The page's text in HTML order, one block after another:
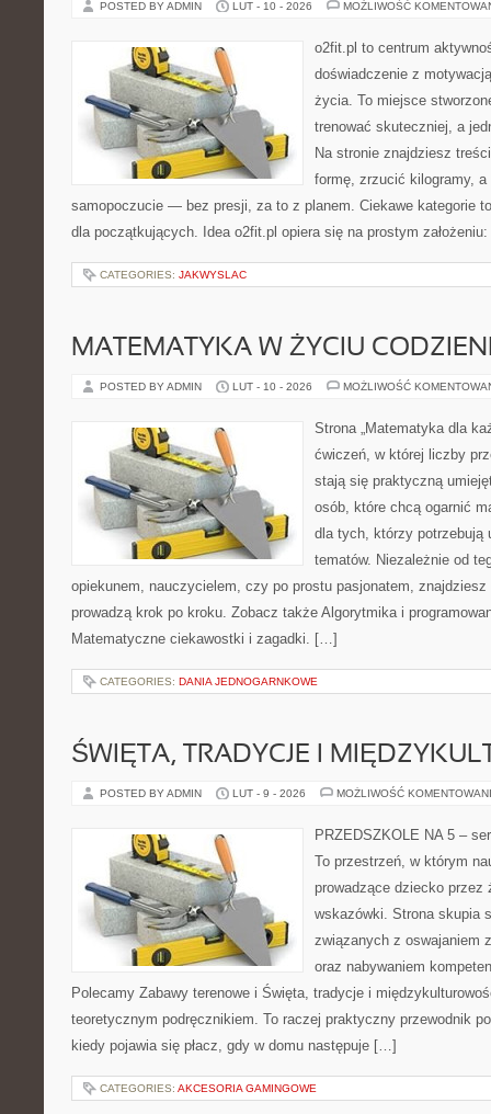
POSTED BY ADMIN LUT - 10 - 2026 MOŻLIWOŚĆ
o2fit.pl to centrum
doświadczenie z
życia. To miejsce
trenować skuteczniej, a
Na stronie znajdziesz
formę, zrzucić kilogramy,
samopoczucie — bez presji, za to z planem. Ciekawe kategorie
dla początkujących. Idea o2fit.pl opiera się na prostym
CATEGORIES: JAKWYSLAC
MATEMATYKA W ŻYCIU
POSTED BY ADMIN LUT - 10 - 2026 MOŻLIWOŚĆ
Strona „Matematyka dla
ćwiczeń, w której liczby
stają się praktyczną
osób, które chcą ogarnić
dla tych, którzy potrzebują
tematów. Niezależnie od
opiekunem, nauczycielem, czy po prostu pasjonatem, znajdziesz
prowadzą krok po kroku. Zobacz także Algorytmika i
Matematyczne ciekawostki i zagadki. […]
CATEGORIES: DANIA JEDNOGARNKOWE
ŚWIĘTA, TRADYCJE I
POSTED BY ADMIN LUT - 9 - 2026 MOŻLIWOŚĆ
PRZEDSZKOLE NA 5 –
To przestrzeń, w którym
prowadzące dziecko przez
wskazówki. Strona skupia
związanych z oswajaniem
oraz nabywaniem
Polecamy Zabawy terenowe i Święta, tradycje i
teoretycznym podręcznikiem. To raczej praktyczny przewodnik
kiedy pojawia się płacz, gdy w domu następuje […]
CATEGORIES: AKCESORIA GAMINGOWE